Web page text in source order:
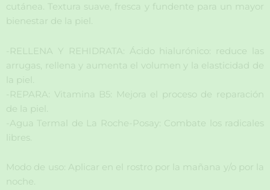
cutánea. Textura suave, fresca y fundente para un mayor
bienestar de la piel.
-RELLENA Y REHIDRATA: Ácido hialurónico: reduce las
arrugas, rellena y aumenta el volumen y la elasticidad de
la piel.
-REPARA: Vitamina B5: Mejora el proceso de reparación
de la piel.
-Agua Termal de La Roche-Posay: Combate los radicales
libres.
Modo de uso: Aplicar en el rostro por la mañana y/o por la
noche.